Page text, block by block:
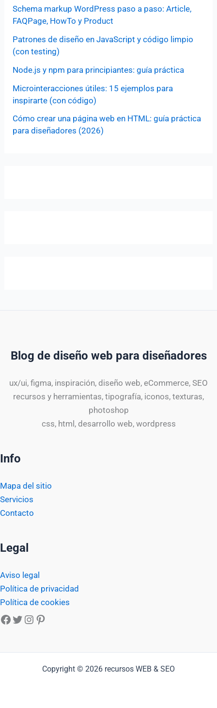
Schema markup WordPress paso a paso: Article,
FAQPage, HowTo y Product
Patrones de diseño en JavaScript y código limpio
(con testing)
Node.js y npm para principiantes: guía práctica
Microinteracciones útiles: 15 ejemplos para
inspirarte (con código)
Cómo crear una página web en HTML: guía práctica
para diseñadores (2026)
Blog de diseño web para diseñadores
ux/ui, figma, inspiración, diseño web, eCommerce, SEO
recursos y herramientas, tipografía, iconos, texturas,
photoshop
css, html, desarrollo web, wordpress
Info
Mapa del sitio
Servicios
Contacto
Legal
Aviso legal
Política de privacidad
Política de cookies
Facebook
Twitter
Instagram
Pinterest
Copyright © 2026 recursos WEB & SEO